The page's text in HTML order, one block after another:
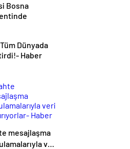
Bosna
Haber Şafak
Dünyada
Haber
mesajlaşma
veri